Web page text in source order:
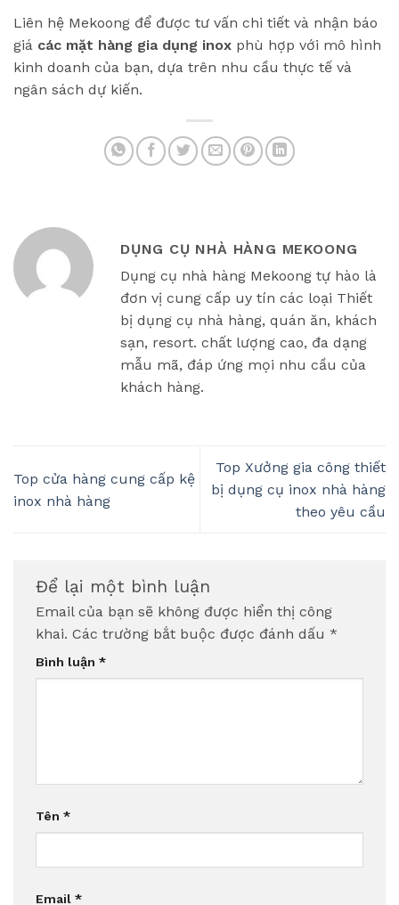
Liên hệ Mekoong để được tư vấn chi tiết và nhận báo
giá các mặt hàng gia dụng inox phù hợp với mô hình
kinh doanh của bạn, dựa trên nhu cầu thực tế và
ngân sách dự kiến.
DỤNG CỤ NHÀ HÀNG MEKOONG
Dụng cụ nhà hàng Mekoong tự hào là
đơn vị cung cấp uy tín các loại Thiết
bị dụng cụ nhà hàng, quán ăn, khách
sạn, resort. chất lượng cao, đa dạng
mẫu mã, đáp ứng mọi nhu cầu của
khách hàng.
Top cửa hàng cung cấp kệ
inox nhà hàng
Top Xưởng gia công thiết
bị dụng cụ inox nhà hàng
theo yêu cầu
Để lại một bình luận
Email của bạn sẽ không được hiển thị công
khai. Các trường bắt buộc được đánh dấu *
Bình luận *
Tên *
Email *